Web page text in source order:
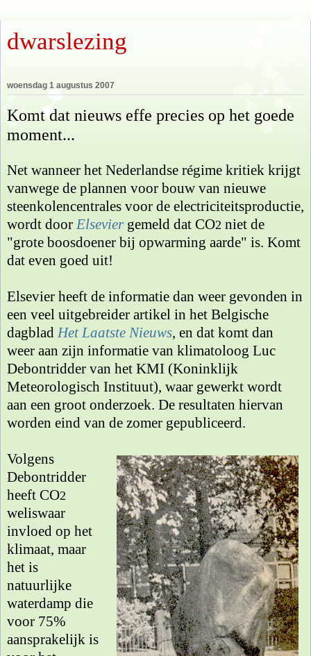
dwarslezing
woensdag 1 augustus 2007
Komt dat nieuws effe precies op het goede
moment...
Net wanneer het Nederlandse régime kritiek krijgt
vanwege de plannen voor bouw van nieuwe
steenkolencentrales voor de electriciteitsproductie,
wordt door Elseviergemeld dat CO2 niet de
"grote boosdoener bij opwarming aarde" is. Komt
dat even goed uit!
Elsevier heeft de informatie dan weer gevonden in
een veel uitgebreider artikel in het Belgische
dagblad Het Laatste Nieuws, en dat komt dan
weer aan zijn informatie van klimatoloog Luc
Debontridder van het KMI (Koninklijk
Meteorologisch Instituut), waar gewerkt wordt
aan een groot onderzoek. De resultaten hiervan
worden eind van de zomer gepubliceerd.
Volgens
Debontridder
heeft CO2
weliswaar
invloed op het
klimaat, maar
het is
natuurlijke
waterdamp die
voor 75%
aansprakelijk is